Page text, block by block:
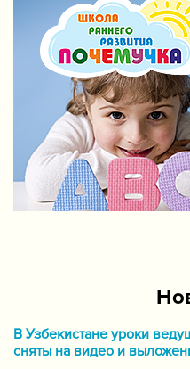
В Узбекистане уроки
сняты на видео и